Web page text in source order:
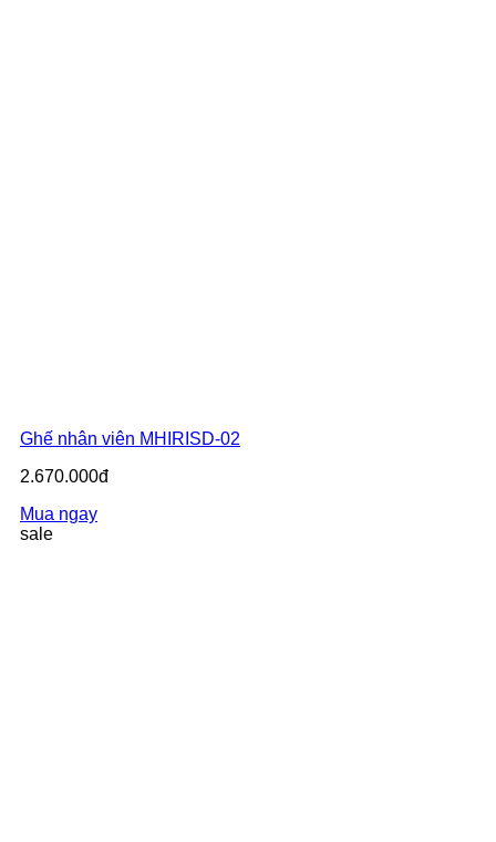
Ghế nhân viên MHIRISD-02
2.670.000đ
Mua ngay
sale